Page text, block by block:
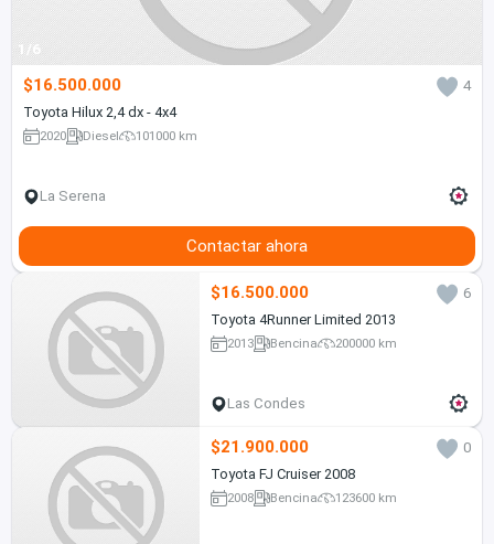
1/6
$16.500.000
4
Toyota Hilux 2,4 dx - 4x4
2020 Diesel 101000 km
La Serena
Contactar ahora
$16.500.000
6
Toyota 4Runner Limited 2013
2013 Bencina 200000 km
Las Condes
$21.900.000
0
Toyota FJ Cruiser 2008
2008 Bencina 123600 km